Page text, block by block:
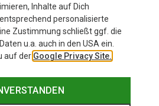
Inhalte auf Dich
personalisierte
Zustimmung schließt ggf. die
u.a. auch in den USA ein.
auf der Google Privacy Site.